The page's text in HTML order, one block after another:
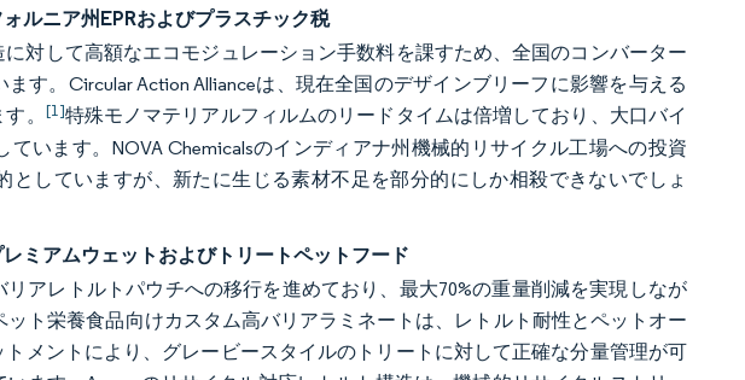
ルニア州EPRおよびプラスチック税
対して高額なエコモジュレーション手数料を課すため、全国のコンバーター
す。Circular Action Allianceは、現在全国のデザインブリーフに影響を与える
。 [1]特殊モノマテリアルフィルムのリードタイムは倍増しており、大口バイ
います。NOVA Chemicalsのインディアナ州機械的リサイクル工場への投資
していますが、新たに生じる素材不足を部分的にしか相殺できないでしょ
ミアムウェットおよびトリートペットフード
アレトルトパウチへの移行を進めており、最大70%の重量削減を実現しなが
ト栄養食品向けカスタム高バリアラミネートは、レトルト耐性とペットオー
メントにより、グレービースタイルのトリートに対して正確な分量管理が可